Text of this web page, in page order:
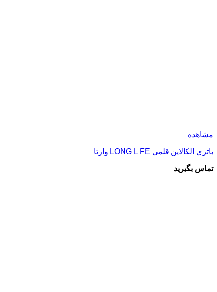
مشاهده
باتری الکالاین قلمی LONG LIFE وارتا
تماس بگیرید